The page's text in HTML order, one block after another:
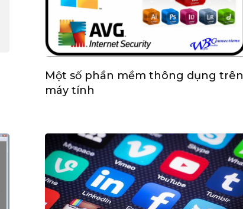
Một số phần mềm thông dụng trên
máy tính